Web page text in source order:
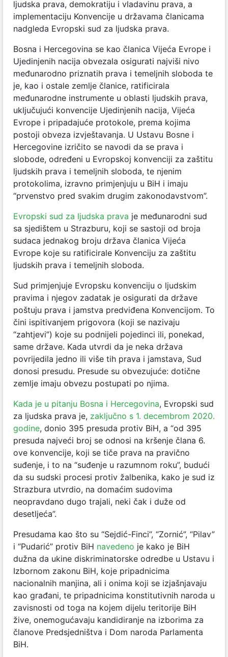
ljudska prava, demokratiju i vladavinu prava, a
implementaciju Konvencije u državama članicama
nadgleda Evropski sud za ljudska prava.
Bosna i Hercegovina se kao članica Vijeća Evrope i
Ujedinjenih nacija obvezala osigurati najviši nivo
međunarodno priznatih prava i temeljnih sloboda te
je, kao i ostale zemlje članice, ratificirala
međunarodne instrumente u oblasti ljudskih prava,
uključujući konvencije Ujedinjenih nacija, Vijeća
Evrope i pripadajuće protokole, prema kojima
postoji obveza izvještavanja. U Ustavu Bosne i
Hercegovine izričito se navodi da se prava i
slobode, određeni u Evropskoj konvenciji za zaštitu
ljudskih prava i temeljnih sloboda, te njenim
protokolima, izravno primjenjuju u BiH i imaju
“prvenstvo pred svakim drugim zakonodavstvom”.
Evropski sud za ljudska prava je međunarodni sud
sa sjedištem u Strazburu, koji se sastoji od broja
sudaca jednakog broju država članica Vijeća
Evrope koje su ratificirale Konvenciju za zaštitu
ljudskih prava i temeljnih sloboda.
Sud primjenjuje Evropsku konvenciju o ljudskim
pravima i njegov zadatak je osigurati da države
poštuju prava i jamstva predviđena Konvencijom. To
čini ispitivanjem prigovora (koji se nazivaju
“zahtjevi”) koje su podnijeli pojedinci ili, ponekad,
same države. Kada utvrdi da je neka država
povrijedila jedno ili više tih prava i jamstava, Sud
donosi presudu. Presude su obvezujuće: dotične
zemlje imaju obvezu postupati po njima.
Kada je u pitanju Bosna i Hercegovina, Evropski sud
za ljudska prava je, zaključno s 1. decembrom 2020.
godine, donio 395 presuda protiv BiH, a “od 395
presuda najveći broj se odnosi na kršenje člana 6.
ove konvencije, koji se tiče prava na pravično
suđenje, i to na “suđenje u razumnom roku”, budući
da su sudski procesi protiv žalbenika, kako je sud iz
Strazbura utvrdio, na domaćim sudovima
neopravdano dugo trajali, neki čak i duže od
desetljeća”.
Presudama kao što su “Sejdić-Finci”, “Zornić”, “Pilav”
i “Pudarić” protiv BiH navedeno je kako je BiH
dužna da ukine diskriminatorske odredbe u Ustavu i
Izbornom zakonu BiH, koje pripadnicima
nacionalnih manjina, ali i onima koji se izjašnjavaju
kao građani, te pripadnicima konstitutivnih naroda u
zavisnosti od toga na kojem dijelu teritorije BiH
žive, onemogućavaju kandidiranje na izborima za
članove Predsjedništva i Dom naroda Parlamenta
BiH.